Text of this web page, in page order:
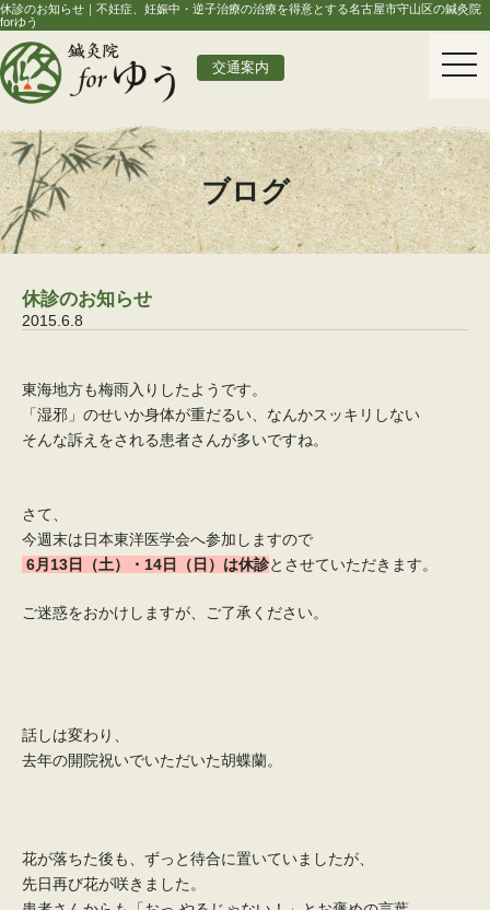
休診のお知らせ｜不妊症、妊娠中・逆子治療の治療を得意とする名古屋市守山区の鍼灸院
forゆう
交通案内
ブログ
休診のお知らせ
2015.6.8
東海地方も梅雨入りしたようです。
「湿邪」のせいか身体が重だるい、なんかスッキリしない
そんな訴えをされる患者さんが多いですね。
さて、
今週末は日本東洋医学会へ参加しますので
6月13日（土）・14日（日）は休診とさせていただきます。
ご迷惑をおかけしますが、ご了承ください。
話しは変わり、
去年の開院祝いでいただいた胡蝶蘭。
花が落ちた後も、ずっと待合に置いていましたが、
先日再び花が咲きました。